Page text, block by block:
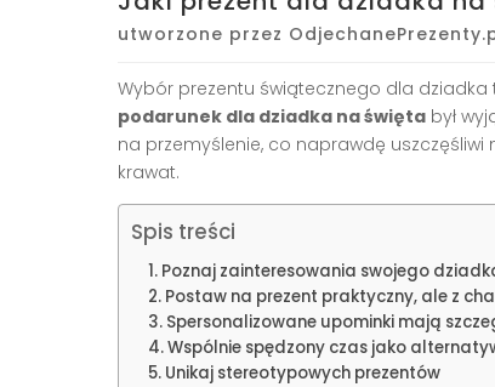
utworzone przez
Wybór prezentu świątecznego dla
podarunek dla dziadka na święta był
na przemyślenie, co naprawdę
krawat.
Spis treści
Poznaj zainteresowania swojego
Postaw na prezent praktyczny, ale z
Spersonalizowane upominki mają
Wspólnie spędzony czas jako
Unikaj stereotypowych prezentów